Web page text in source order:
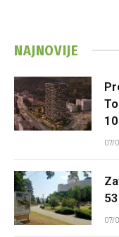
NAJNOVIJE
07/
07/